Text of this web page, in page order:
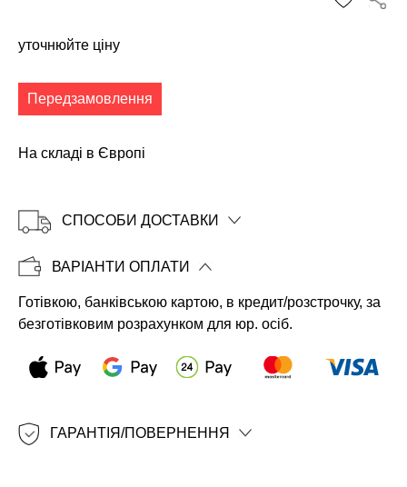
уточнюйте ціну
Передзамовлення
На складі в Європі
СПОСОБИ ДОСТАВКИ
ВАРІАНТИ ОПЛАТИ
Готівкою, банківською картою, в кредит/розстрочку, за
безготівковим розрахунком для юр. осіб.
ГАРАНТІЯ/ПОВЕРНЕННЯ